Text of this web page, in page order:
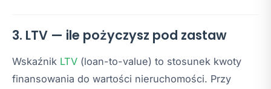
3. LTV — ile pożyczysz pod zastaw
Wskaźnik LTV (loan-to-value) to stosunek kwoty
finansowania do wartości nieruchomości. Przy